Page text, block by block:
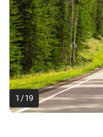
1 /19